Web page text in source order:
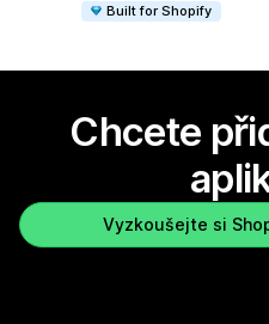
Built for Shopify
Chcete
Vyzkoušejte si